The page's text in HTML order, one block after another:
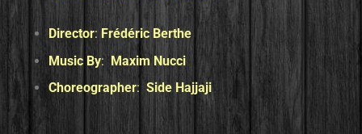
Director: Frédéric Berthe
Music By: Maxim Nucci
Choreographer: Side Hajjaji